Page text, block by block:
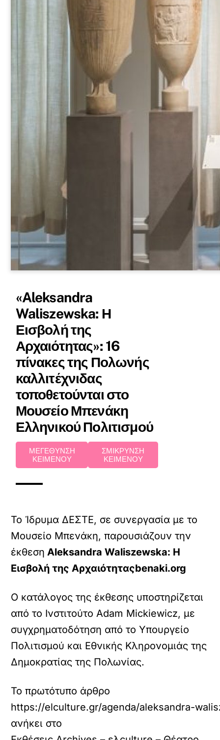
«Aleksandra
Waliszewska: Η
Εισβολή της
Αρχαιότητας»: 16
πίνακες της Πολωνής
καλλιτέχνιδας
τοποθετούνται στο
Μουσείο Μπενάκη
Ελληνικού Πολιτισμού
ΜΕΓΕΘΥΝΣΗ
ΚΕΙΜΕΝΟΥ
ΣΜΙΚΡΥΝΣΗ
ΚΕΙΜΕΝΟΥ
Το Ίδρυμα ΔΕΣΤΕ, σε συνεργασία με το
Μουσείο Μπενάκη, παρουσιάζουν την
έκθεση Aleksandra Waliszewska: Η
Εισβολή της Αρχαιότηταςbenaki.org
Ο κατάλογος της έκθεσης υποστηρίζεται
από το Ινστιτούτο Adam Mickiewicz, με
συγχρηματοδότηση από το Υπουργείο
Πολιτισμού και Εθνικής Κληρονομιάς της
Δημοκρατίας της Πολωνίας.
Το πρωτότυπο άρθρο
https://elculture.gr/agenda/aleksandra-
ανήκει στο